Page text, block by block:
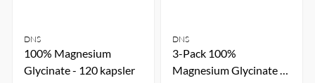
DNS
100% Magnesium
Glycinate - 120 kapsler
DNS
3-Pack 100%
Magnesium Glycinate -